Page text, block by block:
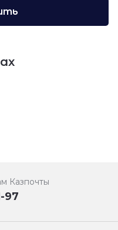
Казпочты
97